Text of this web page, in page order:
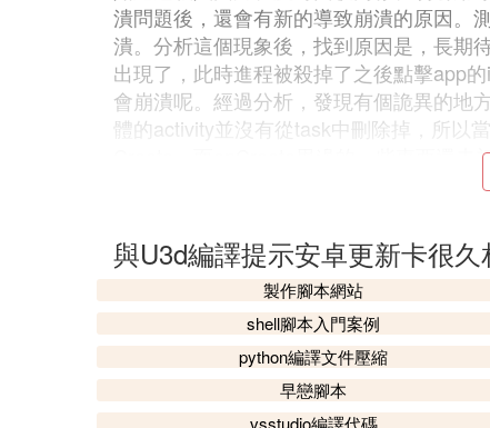
潰問題後，還會有新的導致崩潰的原因。
潰。分析這個現象後，找到原因是，長期
出現了，此時進程被殺掉了之後點擊app
會崩潰呢。經過分析，發現有個詭異的地
體的activity並沒有從task中刪除掉，所以
Create，而onCreate里邊的一些東西還
了一個詭異的bug，安裝軟體後第一次打
bitmap，scale bitmap時，其中要操作的
再操作就不是0，賦值了。但是為什麼會
數，該全局靜態變數在另外一個線程中會
致第一次imagewidth是0。後來每次打開
h賦的值還在。
4. unity發安卓游戲包為什麼會卡
與U3d編譯提示安卓更新卡很
製作腳本網站
shell腳本入門案例
python編譯文件壓縮
早戀腳本
vsstudio編譯代碼